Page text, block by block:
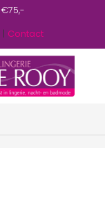
| Contact